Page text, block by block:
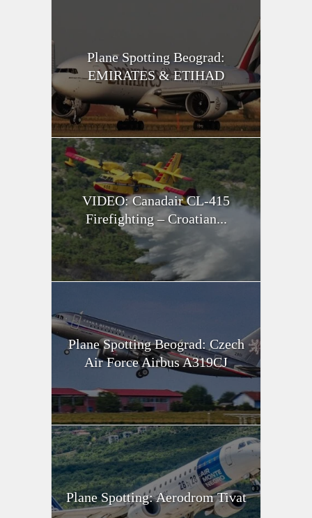
Plane Spotting Beograd:
EMIRATES & ETIHAD
VIDEO: Canadair CL-415
Firefighting – Croatian...
Plane Spotting Beograd: Czech
Air Force Airbus A319CJ
Plane Spotting: Aerodrom Tivat